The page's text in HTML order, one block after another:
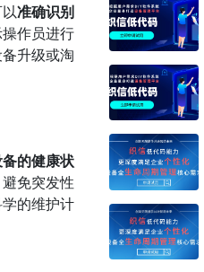
准确识别
作员进行
升级或淘
的健康状
免突发性
的维护计